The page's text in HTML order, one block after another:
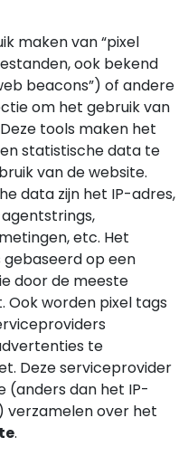
maken van “pixel
ook bekend
beacons”) of andere
om het gebruik van
tools maken het
statistische data te
van de website.
data zijn het IP-adres,
etc. Het
gebaseerd op een
door de meeste
Ook worden pixel tags
te
Deze serviceprovider
(anders dan het IP-
verzamelen over het
.